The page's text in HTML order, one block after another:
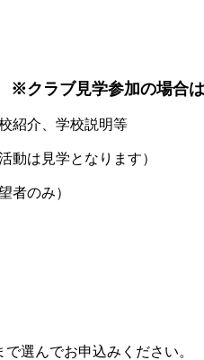
※クラブ見学参加の場合
介、学校説明等
は見学となります）
のみ）
選んでお申込みください。